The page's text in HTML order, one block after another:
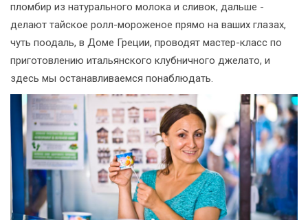
пломбир из натурального молока и сливок, дальше -
делают тайское ролл-мороженое прямо на ваших глазах,
чуть поодаль, в Доме Греции, проводят мастер-класс по
приготовлению итальянского клубничного джелато, и
здесь мы останавливаемся понаблюдать.